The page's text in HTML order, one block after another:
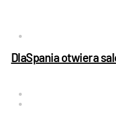
DlaSpania otwiera